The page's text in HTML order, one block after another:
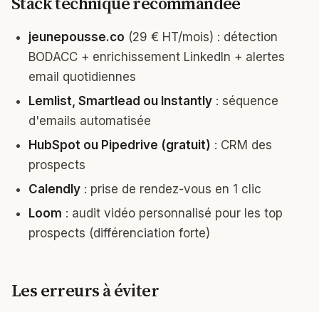
jeunepousse.co (29 € HT/mois) : détection
BODACC + enrichissement LinkedIn + alertes
email quotidiennes
Lemlist, Smartlead ou Instantly : séquence
d'emails automatisée
HubSpot ou Pipedrive (gratuit) : CRM des
prospects
Calendly : prise de rendez-vous en 1 clic
Loom : audit vidéo personnalisé pour les top
prospects (différenciation forte)
Les erreurs à éviter